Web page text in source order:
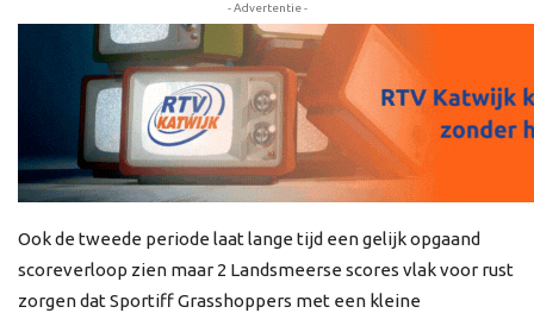
- Advertentie -
Ook de tweede periode laat lange tijd een gelijk opgaand
scoreverloop zien maar 2 Landsmeerse scores vlak voor rust
zorgen dat Sportiff Grasshoppers met een kleine